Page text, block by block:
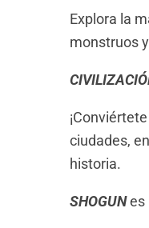
Explora la
monstruos
ciudades,
historia.
SHOGUNes